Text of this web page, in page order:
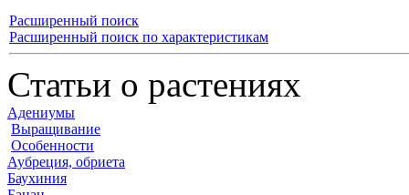
Расширенный поиск
Расширенный поиск по характеристикам
Статьи о растениях
Адениумы
Выращивание
Особенности
Аубреция, обриета
Баухиния